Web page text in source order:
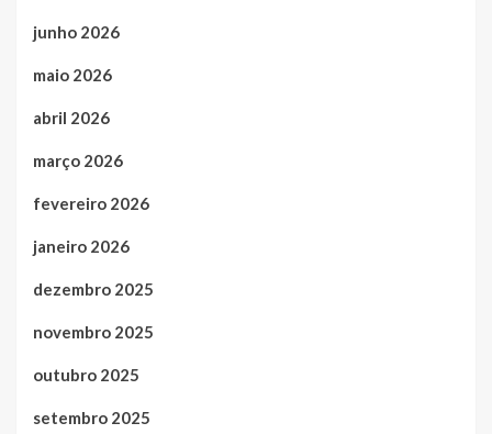
junho 2026
maio 2026
abril 2026
março 2026
fevereiro 2026
janeiro 2026
dezembro 2025
novembro 2025
outubro 2025
setembro 2025